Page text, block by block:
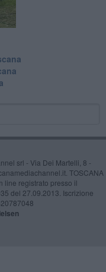
srl - Via Dei Martelli, 8 -
TOSCANA
line registrato presso il
del 27.09.2013. Iscrizione